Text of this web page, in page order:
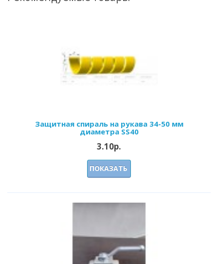
Защитная спираль на рукава 34-50 мм
диаметра SS40
3.10р.
ПОКАЗАТЬ